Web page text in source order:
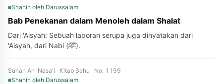
Shahih oleh Darussalam
Bab Penekanan dalam Menoleh dalam Shalat
Dari 'Aisyah: Sebuah laporan serupa juga dinyatakan dari
'Aisyah, dari Nabi (ﷺ).
Sunan An-Nasa'i · Kitab Sahu · No. 1199
Shahih oleh Darussalam